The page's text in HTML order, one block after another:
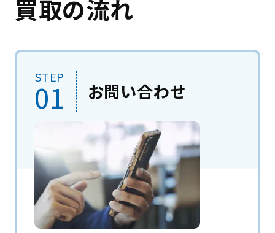
買取の流れ
STEP
01 お問い合わせ